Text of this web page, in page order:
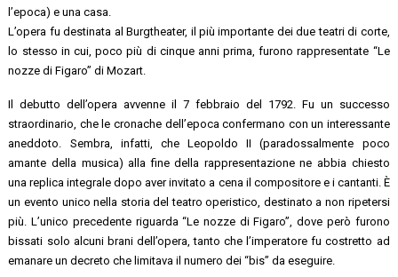
l’epoca) e una casa.
L’opera fu destinata al Burgtheater, il più importante dei due teatri di corte,
lo stesso in cui, poco più di cinque anni prima, furono rappresentate “Le
nozze di Figaro” di Mozart.
Il debutto dell’opera avvenne il 7 febbraio del 1792. Fu un successo
straordinario, che le cronache dell’epoca confermano con un interessante
aneddoto. Sembra, infatti, che Leopoldo II (paradossalmente poco
amante della musica) alla fine della rappresentazione ne abbia chiesto
una replica integrale dopo aver invitato a cena il compositore e i cantanti. È
un evento unico nella storia del teatro operistico, destinato a non ripetersi
più. L’unico precedente riguarda “Le nozze di Figaro”, dove però furono
bissati solo alcuni brani dell’opera, tanto che l’imperatore fu costretto ad
emanare un decreto che limitava il numero dei “bis” da eseguire.